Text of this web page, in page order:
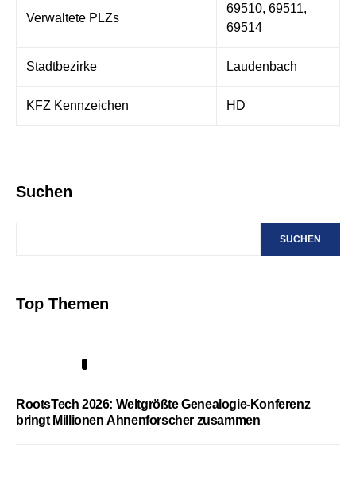
Verwaltete PLZs
69510, 69511,
69514
Stadtbezirke Laudenbach
KFZ Kennzeichen HD
Suchen
SUCHEN
Top Themen
RootsTech 2026: Weltgrößte Genealogie-Konferenz
bringt Millionen Ahnenforscher zusammen